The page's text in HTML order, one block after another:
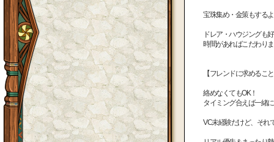
宝珠集め・金策もする
ドレア・ハウジングも
時間があればこだわり
【フレンドに求めるこ
絡めなくてもOK！
タイミング合えば一緒
VC未経験だけど、それ